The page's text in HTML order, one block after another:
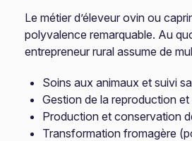
Le métier d’éleveur ovin ou
polyvalence remarquable. Au
entrepreneur rural assume de
Soins aux animaux et suivi
Gestion de la reproduction et
Production et conservation
Transformation fromagère